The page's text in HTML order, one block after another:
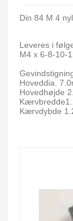
Din 84 M 4
Leveres i
M4 x 6-8-10-
Hoveddia.
Hovedhøjde
Kærvdybde